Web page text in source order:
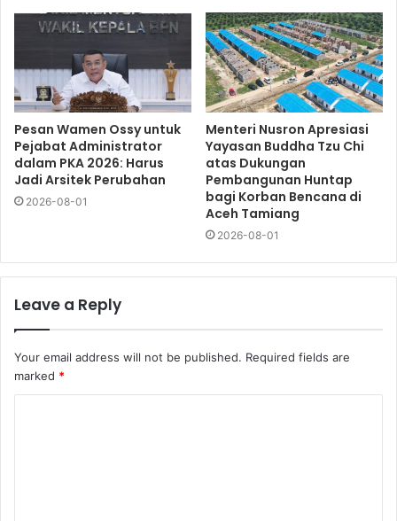
Pesan Wamen Ossy untuk
Pejabat Administrator
dalam PKA 2026: Harus
Jadi Arsitek Perubahan
2026-08-01
Menteri Nusron Apresiasi
Yayasan Buddha Tzu Chi
atas Dukungan
Pembangunan Huntap
bagi Korban Bencana di
Aceh Tamiang
2026-08-01
Leave a Reply
Your email address will not be published. Required fields are
marked *